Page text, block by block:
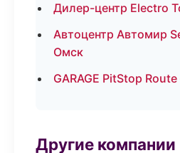
Дилер-центр Electro
Автоцентр Автомир
Омск
GARAGE PitStop
Другие компании